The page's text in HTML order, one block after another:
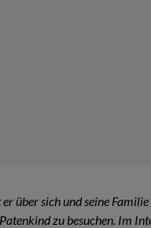
über sich und seine
zu besuchen. Im